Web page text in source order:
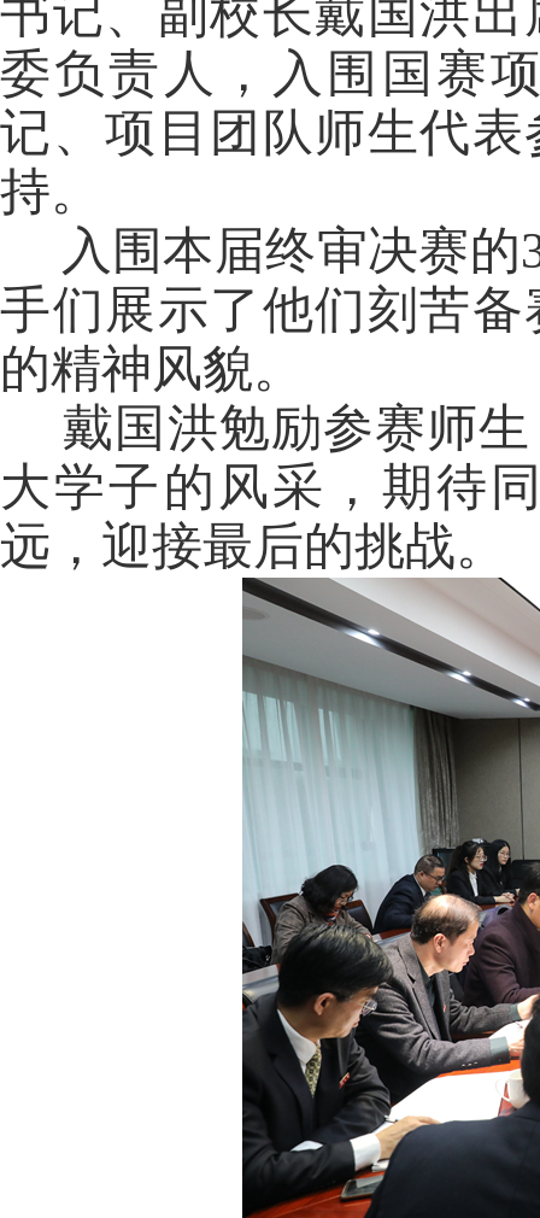
书记、副校长戴国洪
委负责人，入围国赛
记、项目团队师生代
持。
入围本届终审决赛的
手们展示了他们刻苦
的精神风貌。
戴国洪勉励参赛师
大学子的风采，期待
远，迎接最后的挑战。